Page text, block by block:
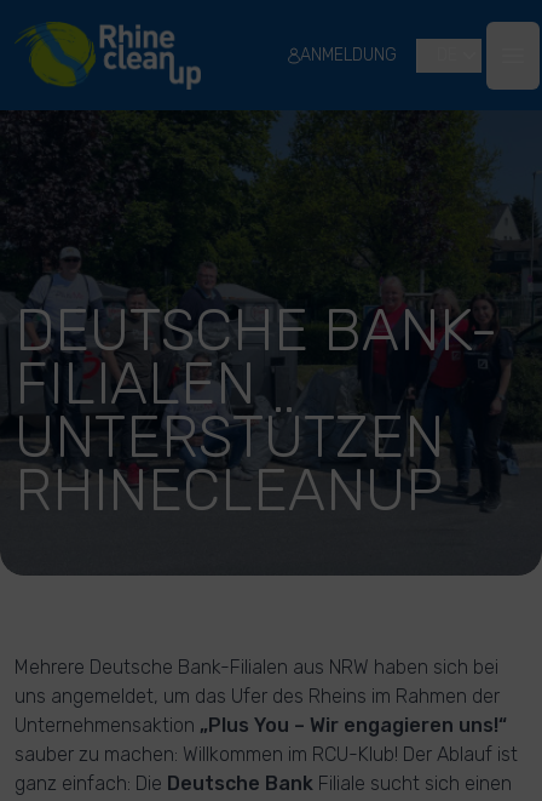
River Cleanup
ANMELDUNG
DEUTSCHE BANK-
FILIALEN
UNTERSTÜTZEN
RHINECLEANUP
Mehrere Deutsche Bank-Filialen aus NRW haben sich bei
uns angemeldet, um das Ufer des Rheins im Rahmen der
Unternehmensaktion „Plus You – Wir engagieren uns!“
sauber zu machen: Willkommen im RCU-Klub! Der Ablauf ist
ganz einfach: Die Deutsche Bank Filiale sucht sich einen